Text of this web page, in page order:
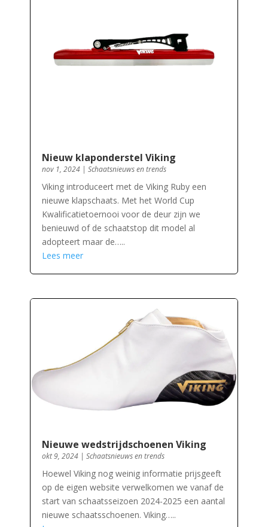
Nieuw klaponderstel Viking
nov 1, 2024| Schaatsnieuws en trends
Viking introduceert met de Viking Ruby een
nieuwe klapschaats. Met het World Cup
Kwalificatietoernooi voor de deur zijn we
benieuwd of de schaatstop dit model al
adopteert maar de…..
Lees meer
Nieuwe wedstrijdschoenen Viking
okt 9, 2024| Schaatsnieuws en trends
Hoewel Viking nog weinig informatie prijsgeeft
op de eigen website verwelkomen we vanaf de
start van schaatsseizoen 2024-2025 een aantal
nieuwe schaatsschoenen. Viking…..